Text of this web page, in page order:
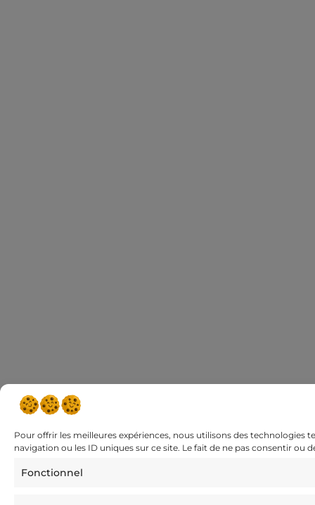
Pour offrir les meilleures expériences, nous utilisons des
navigation ou les ID uniques sur ce site. Le fait de ne pas consentir
Fonctionnel